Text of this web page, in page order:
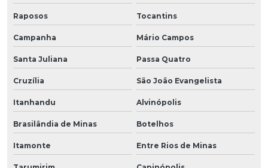
Raposos Tocantins
Campanha Mário Campos
Santa Juliana Passa Quatro
Cruzília São João Evangelista
Itanhandu Alvinópolis
Brasilândia de Minas Botelhos
Itamonte Entre Rios de Minas